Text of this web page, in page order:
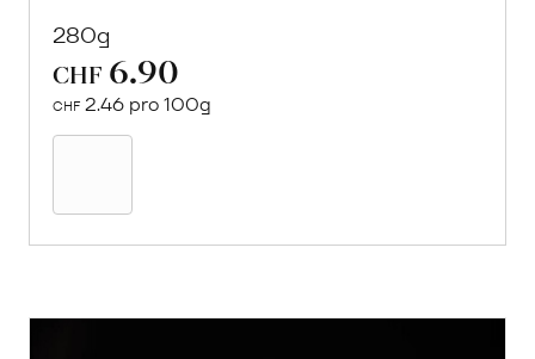
280g
CHF 6.90
CHF 2.46 pro 100g